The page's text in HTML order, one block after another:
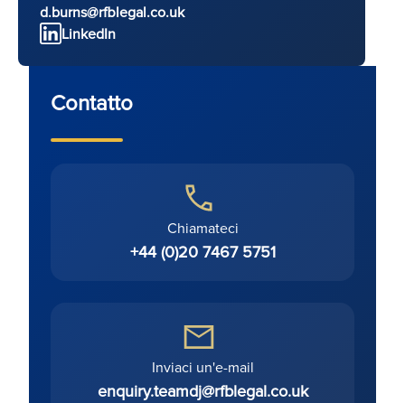
d.burns@rfblegal.co.uk
LinkedIn
Contatto
Chiamateci
+44 (0)20 7467 5751
Inviaci un'e-mail
enquiry.teamdj@rfblegal.co.uk